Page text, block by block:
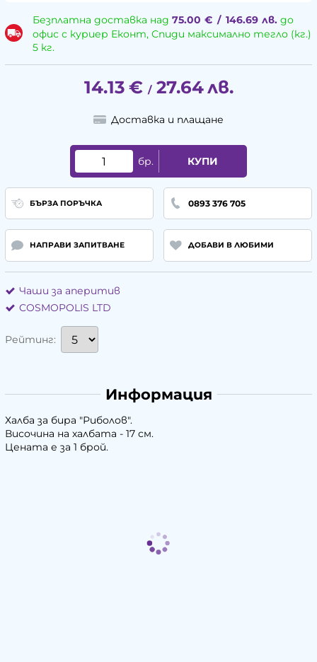
Безплатна доставка над 75.00 € / 146.69 лв.до
офис с куриер Еконт, Спиди максимално тегло (кг.)
5 кг.
14.13 € / 27.64лв.
Доставка и плащане
бр. КУПИ
БЪРЗА ПОРЪЧКА 0893 376 705
НАПРАВИ ЗАПИТВАНЕ ДОБАВИ В ЛЮБИМИ
Чаши за аперитив
COSMOPOLIS LTD
Рейтинг:
Информация
Халба за бира "Риболов".
Височина на халбата - 17 см.
Цената е за 1 брой.